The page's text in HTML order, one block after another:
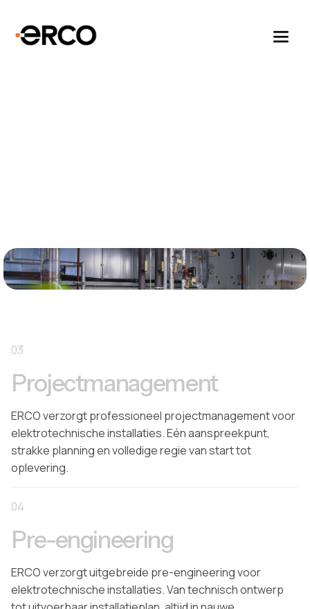
03
Projectmanagement
ERCO verzorgt professioneel projectmanagement voor
elektrotechnische installaties. Eén aanspreekpunt,
strakke planning en volledige regie van start tot
oplevering.
04
Pre-engineering
ERCO verzorgt uitgebreide pre-engineering voor
elektrotechnische installaties. Van technisch ontwerp